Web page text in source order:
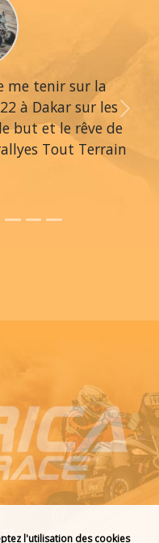
me tenir sur la
à Dakar sur les
but et le rêve de
Tout Terrain
Next
l'utilisation des cookies